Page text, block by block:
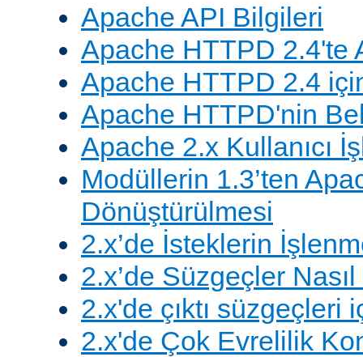
Apache API Bilgileri
Apache HTTPD 2.4'te
Apache HTTPD 2.4
Apache HTTPD'nin
Apache 2.x Kullanıcı
Modüllerin 1.3’ten
Dönüştürülmesi
2.x’de İsteklerin
2.x’de Süzgeçler Nasıl
2.x'de çıktı süzgeçleri
2.x'de Çok Evrelilik